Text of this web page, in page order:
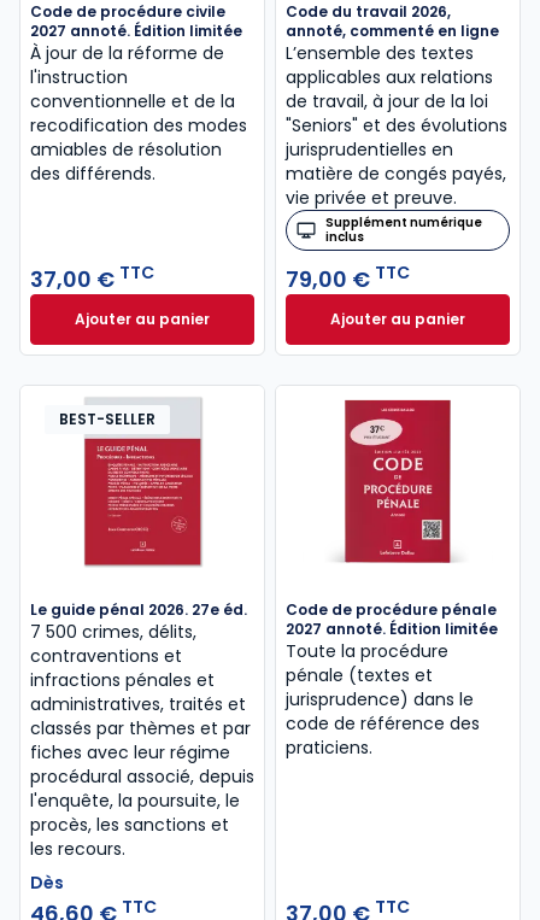
Code de procédure civile
2027 annoté. Édition limitée
À jour de la réforme de
l'instruction
conventionnelle et de la
recodification des modes
amiables de résolution
des différends.
37,00 € TTC
Ajouter au panierCode de procédure civile 2027 annoté. Édition
Code du travail 2026,
annoté, commenté en ligne
L’ensemble des textes
applicables aux relations
de travail, à jour de la loi
"Seniors" et des évolutions
jurisprudentielles en
matière de congés payés,
vie privée et preuve.
Supplément numérique
inclus
79,00 € TTC
Ajouter au panier
Code du travail
BEST-SELLER
Le guide pénal 2026. 27e éd.
7 500 crimes, délits,
contraventions et
infractions pénales et
administratives, traités et
classés par thèmes et par
fiches avec leur régime
procédural associé, depuis
l'enquête, la poursuite, le
procès, les sanctions et
les recours.
Dès
46,60 € TTC
Code de procédure pénale
2027 annoté. Édition limitée
Toute la procédure
pénale (textes et
jurisprudence) dans le
code de référence des
praticiens.
37,00 € TTC